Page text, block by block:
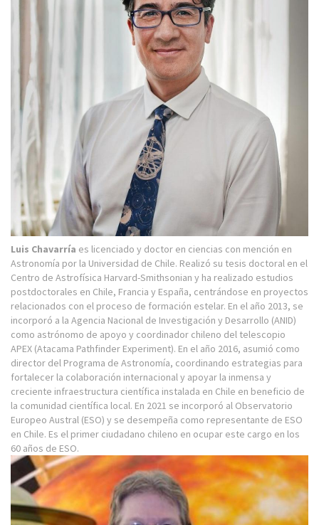
Luis Chavarría es licenciado y doctor en ciencias con mención en
Astronomía por la Universidad de Chile. Realizó su tesis doctoral en el
Centro de Astrofísica Harvard-Smithsonian y ha realizado estudios
postdoctorales en Chile, Francia y España, centrándose en proyectos
relacionados con el proceso de formación estelar. En el año 2013, se
incorporó a la Agencia Nacional de Investigación y Desarrollo (ANID)
como astrónomo de apoyo y coordinador chileno del telescopio
APEX (Atacama Pathfinder Experiment). En el año 2016, asumió como
director del Programa de Astronomía, coordinando estrategias para
fortalecer la colaboración internacional y apoyar la inmensa y
creciente infraestructura científica instalada en Chile en beneficio de
la comunidad científica local. En 2021 se incorporó al Observatorio
Europeo Austral (ESO) y se desempeña como representante de ESO
en Chile. Es el primer ciudadano chileno en ocupar este cargo en los
60 años de ESO.